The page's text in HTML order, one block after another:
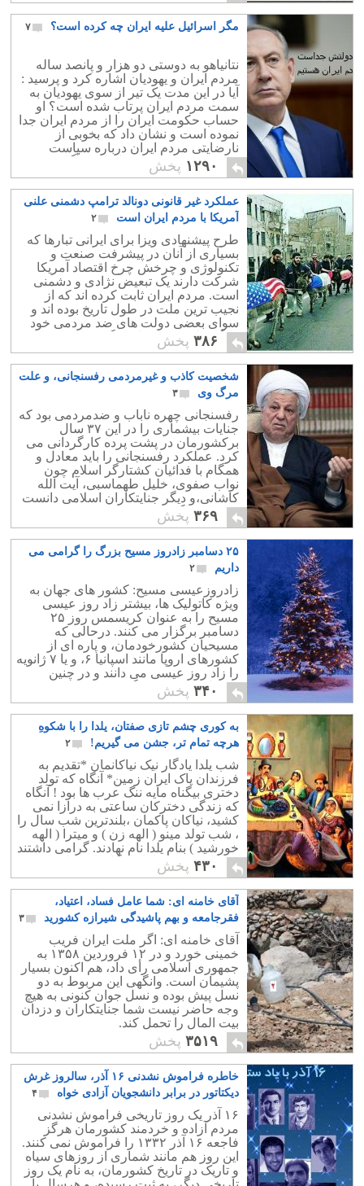
مگر اسرائیل علیه ایران چه کرده است؟ ۷
نتانیاهو به دوستی دو هزار و پانصد ساله
مردم ایران و یهودیان اشاره کرد و پرسید :
آیا در این مدت یک تیر از سوی یهودیان به
سمت مردم ایران پرتاب شده است؟ او
حساب حکومت ایران را از مردم ایران جدا
نموده است و نشان داد که بخوبی از
نارضایتی مردم ایران درباره سیاست
خارجی رژیم جمهوری اسلامی آگاهی
دارد.از سال 57 تا امروز ، رژیم جمهوری
اسلامی جنگی بیهوده را با اسرائیل شروع
نموده است. از کشتار زنان و کودکان بی
دفاع بدست سلیمان خاطر دیوانه تمبر چاپ
نموده است؛ هزاران موشک به حماس و
حزب الله داده است که شهروندان یهودی
را کشتار کنند
۱۲۹۰ پخش
عملکرد غیر قانونی دونالد ترامپ دشمنی علنی
آمریکا با مردم ایران است
۲
طرح پیشنهادی ویزا برای ایرانی تبارها که
بسیاری از آنان در پیشرفت صنعت و
تکنولوژی و چرخش چرخ اقتصاد آمریکا
شرکت دارند یک تبعیض نژادی و دشمنی
است. مردم ایران ثابت کرده اند که از
نجیب ترین ملت در طول تاریخ بوده اند و
سوای بعضی دولت های ضد مردمی خود
هرگز علیه شهروندان دیگر خصومت و
دشمنی نداشته اند.
۳۸۶ پخش
شخصیت کاذب و غیرمردمی رفسنجانی، و علت
مرگ وی
۳
رفسنجانی چهره ناباب و ضدمردمی بود که
جنایات بیشماری را در این ۳۷ سال
برکشورمان در پشت پرده کارگردانی می
کرد. عملکرد رفسنجانی را باید معادل و
همگام با فدائیان کشتارگر اسلام چون
نواب صفوی، خلیل طهماسبی، آیت الله
کاشانی،و دیگر جنایتکاران اسلامی دانست
که در به پاگرفتن نهضت خمینی سهم به
سزايی داشته اند.
۳۶۹ پخش
۲۵ دسامبر زادروز مسیح بزرگ را گرامی می
داریم
۲
زادروزعیسی مسیح: کشور های جهان به
ویژه کاتولیک ها، بیشتر زاد روز عیسی
مسیح را به عنوان کریسمس روز ۲۵
دسامبر برگزار می کنند. درحالی که
مسیحیان کشورخودمان، و پاره ای از
کشورهای اروپا مانند اسپانیا ۶، و یا ۷ ژانویه
را زاد روز عیسی می دانند و در چنین
روزهایی جشن می گیرند.
۳۴۰ پخش
به کوری چشم تازی صفتان، یلدا را با شکوهِ
هرچه تمام تر، جشن می گیریم!
۲
شب یلدا یادگار نیک نیاکانمان *تقدیم به
فرزندان پاک ایران زمین* ﺁﻧﮕﺎﻩ ﮐﻪ ﺗﻮﻟﺪ
ﺩﺧﺘﺮﯼ ﺑﯿﮕﻨﺎﻩ ﻣﺎﯾﻪ ﻧﻨﮓ ﻋﺮﺏ ﻫﺎ ﺑﻮﺩ ! ﺁﻧﮕﺎﻩ
ﮐﻪ ﺯﻧﺪﮔﯽ ﺩﺧﺘﺮﮐﺎﻥ ﺳﺎﻋﺘﯽ ﺑﻪ درازا ﻧﻤﯽ
کشید، ﻧﯿﺎﮐﺎﻥ ﭘﺎﮐﻤﺎﻥ ،ﺑﻠﻨﺪﺗﺮﯾﻦ ﺷﺐ ﺳﺎﻝ ﺭﺍ
، ﺷﺐ ﺗﻮﻟﺪ ﻣﯿﻨﻮ ( ﺍﻟﻬﻪ ﺯﻥ ) ﻭ ﻣﯿﺘﺮﺍ ( ﺍﻟﻬﻪ
ﺧﻮﺭﺷﯿﺪ ) ﺑﻨﺎﻡ ﯾﻠﺪﺍ ﻧﺎﻡ ﻧﻬﺎﺩﻧﺪ. ﮔﺮﺍﻣﯽ ﺩﺍﺷﺘﻨﺪ
ﻭ ﺷﺎﺩﯼ ﮐﺮﺩﻧﺪ. ﯾﻠﺪﺍ، ﯾﺎﺩﮔﺎﺭ ﻧﺎﻡ ﻭﻃﻦ ﻭ
ﻋﺮﻭﺱ ﺯﻣﺴﺘﺎﻥ، ﺩﺭ ﺭﺍﻩ ﺍﺳﺖ. ﻣﻬﺮبانان …
ﯾﻠﺪﺍیتان پیشاپیش ﻣﺒﺎﺭﮎ….
۴۳۰ پخش
آقای خامنه ای: شما عامل فساد، اعتیاد،
فقرجامعه و بهم پاشیدگی شیرازه کشورید
۳
آقای خامنه ای: اگر ملت ایران فریب
خمینی خورد و در ۱۲ فروردین ۱۳۵۸ به
جمهوری اسلامی رأی داد، هم اکنون بسیار
پشیمان است. وانگهی این مربوط به دو
نسل پیش بوده و نسل جوان کنونی به هیچ
وجه حاضر نیست شما جنایتکاران و دزدان
بیت المال را تحمل کند.
۳۵۱۹ پخش
خاطره فراموش نشدنی ۱۶ آذر، سالروز غرش
دیکتاتور در برابر دانشجویان آزادی خواه
۴
۱۶ آذر یک روز تاریخی فراموش نشدنی
مردم آزاده و خردمند کشورمان هرگز
فاجعه ۱۶ آذر ۱۳۳۲ را فراموش نمی کنند.
این روز هم مانند شماری از روزهای سیاه
و تاریک در تاریخ کشورمان، به نام یک روز